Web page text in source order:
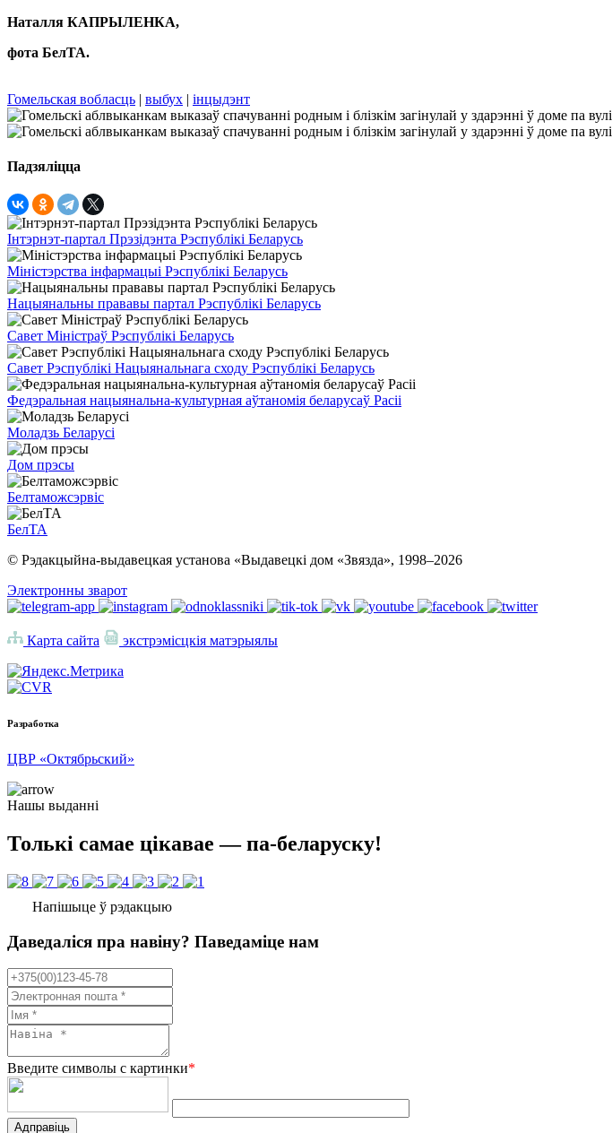
Наталля КАПРЫЛЕНКА,
фота БелТА.
Гомельская вобласць | выбух | інцыдэнт
Падзяліцца
Інтэрнэт-партал Прэзідэнта Рэспублікі Беларусь
Міністэрства інфармацыі Рэспублікі Беларусь
Нацыянальны прававы партал Рэспублікі Беларусь
Савет Міністраў Рэспублікі Беларусь
Савет Рэспублікі Нацыянальнага сходу Рэспублікі Беларусь
Федэральная нацыянальна-культурная аўтаномія беларусаў Расіі
Моладзь Беларусі
Дом прэсы
Белтаможсэрвіс
БелТА
© Рэдакцыйна-выдавецкая установа «Выдавецкі дом «Звязда», 1998–2026
Электронны зварот
Карта сайта экстрэмісцкія матэрыялы
Разработка
ЦВР «Октябрьский»
Нашы выданні
Толькі самае цікавае — па-беларуску!
Напішыце ў рэдакцыю
Даведаліся пра навіну? Паведаміце нам
Введите символы с картинки*
Адправіць